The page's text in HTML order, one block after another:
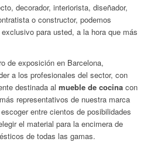
decorador, interiorista, diseñador,
o constructor, podemos
para usted, a la hora que más
de exposición en Barcelona,
a los profesionales del sector, con
destinada al mueble de cocinacon
representativos de nuestra marca
entre cientos de posibilidades
el material para la encimera de
de todas las gamas.